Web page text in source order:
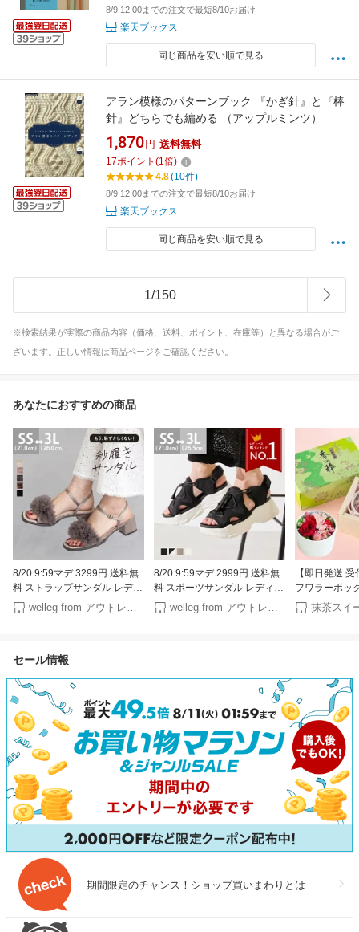
8/9 12:00までの注文で最短8/10お届け
楽天ブックス
同じ商品を安い順で見る
アラン模様のパターンブック 『かぎ針』と『棒
針』どちらでも編める （アップルミンツ）
1,870 円 送料無料
17ポイント (1倍)
4.8(10件)
8/9 12:00までの注文で最短8/10お届け
楽天ブックス
同じ商品を安い順で見る
1/150
※検索結果が実際の商品内容（価格、送料、ポイント、在庫等）と異なる場合がご
ざいます。正しい情報は商品ページをご確認ください。
あなたにおすすめの商品
8/20 9:59マデ 3299円 送料無
料 ストラップサンダル レディ
ース チャンキーヒール 太ヒー
ル 痛くない 歩きやすい スク
れ 秒履きサンダル 最強配送
welleg from アウトレットシューズ
8/20 9:59マデ 2999円 送料無
料 スポーツサンダル レディー
ス 脱げない 6センチヒール ホ
ワイトソール 厚底 痛くない
welleg from アウトレットシューズ
【即日発送
フワラーボッ
レゼント
茶 緑茶 新茶
ドフラワー お
セール情報
期間限定のチャンス！ショップ買いまわりとは